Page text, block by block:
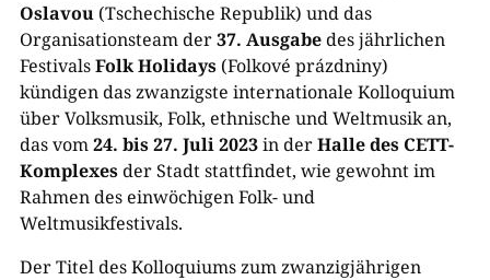
Oslavou(Tschechische Republik) und das
Organisationsteam der37. Ausgabedes jährlichen
FestivalsFolk Holidays(Folkové prázdniny)
kündigen das zwanzigste internationale Kolloquium
über Volksmusik, Folk, ethnische und Weltmusik an,
das vom24. bis 27. Juli 2023in derHalle des CETT-
Komplexesder Stadt stattfindet, wie gewohnt im
Rahmen des einwöchigen Folk- und
Weltmusikfestivals.
Der Titel des Kolloquiums zum zwanzigjährigen